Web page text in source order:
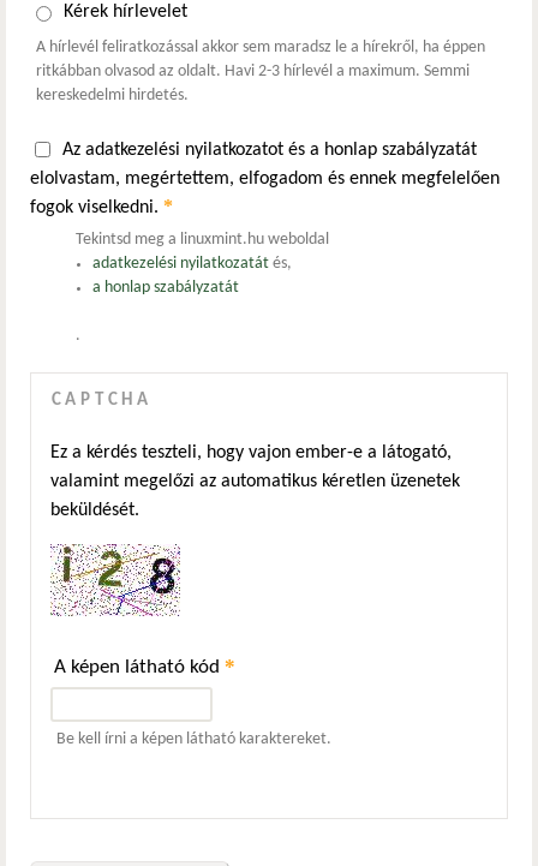
Kérek hírlevelet
A hírlevél feliratkozással akkor sem maradsz le a hírekről, ha éppen
ritkábban olvasod az oldalt. Havi 2-3 hírlevél a maximum. Semmi
kereskedelmi hirdetés.
Az adatkezelési nyilatkozatot és a honlap szabályzatát
elolvastam, megértettem, elfogadom és ennek megfelelően
fogok viselkedni. *
Tekintsd meg a linuxmint.hu weboldal
adatkezelési nyilatkozatátés,
a honlap szabályzatát
.
CAPTCHA
Ez a kérdés teszteli, hogy vajon ember-e a látogató,
valamint megelőzi az automatikus kéretlen üzenetek
beküldését.
A képen látható kód *
Be kell írni a képen látható karaktereket.